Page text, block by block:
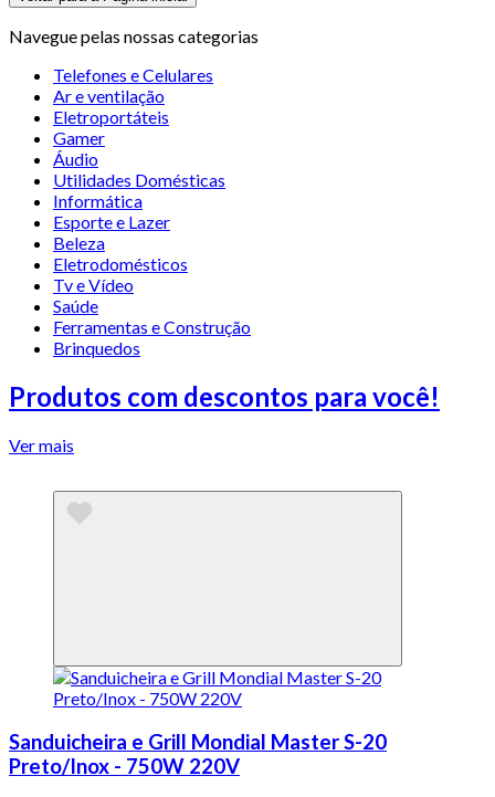
Navegue pelas nossas categorias
Telefones e Celulares
Ar e ventilação
Eletroportáteis
Gamer
Áudio
Utilidades Domésticas
Informática
Esporte e Lazer
Beleza
Eletrodomésticos
Tv e Vídeo
Saúde
Ferramentas e Construção
Brinquedos
Produtos com descontos para você!
Ver mais
Sanduicheira e Grill Mondial Master S-20
Preto/Inox - 750W 220V